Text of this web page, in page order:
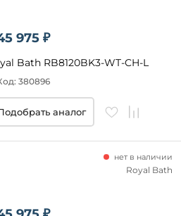
975 ₽
Bath RB8120BK3-WT-CH-L
380896
аналог
нет в наличии
Royal Bath